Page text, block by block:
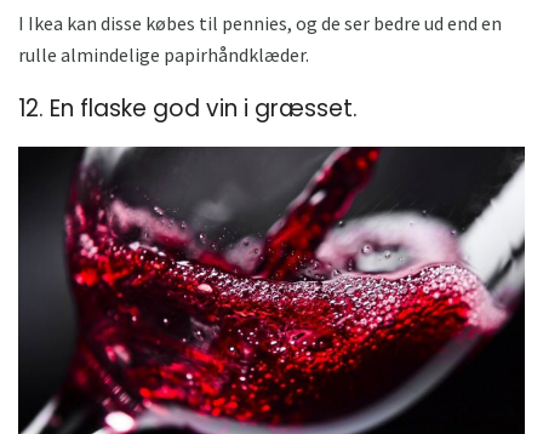
I Ikea kan disse købes til pennies, og de ser bedre ud end en
rulle almindelige papirhåndklæder.
12. En flaske god vin i græsset.